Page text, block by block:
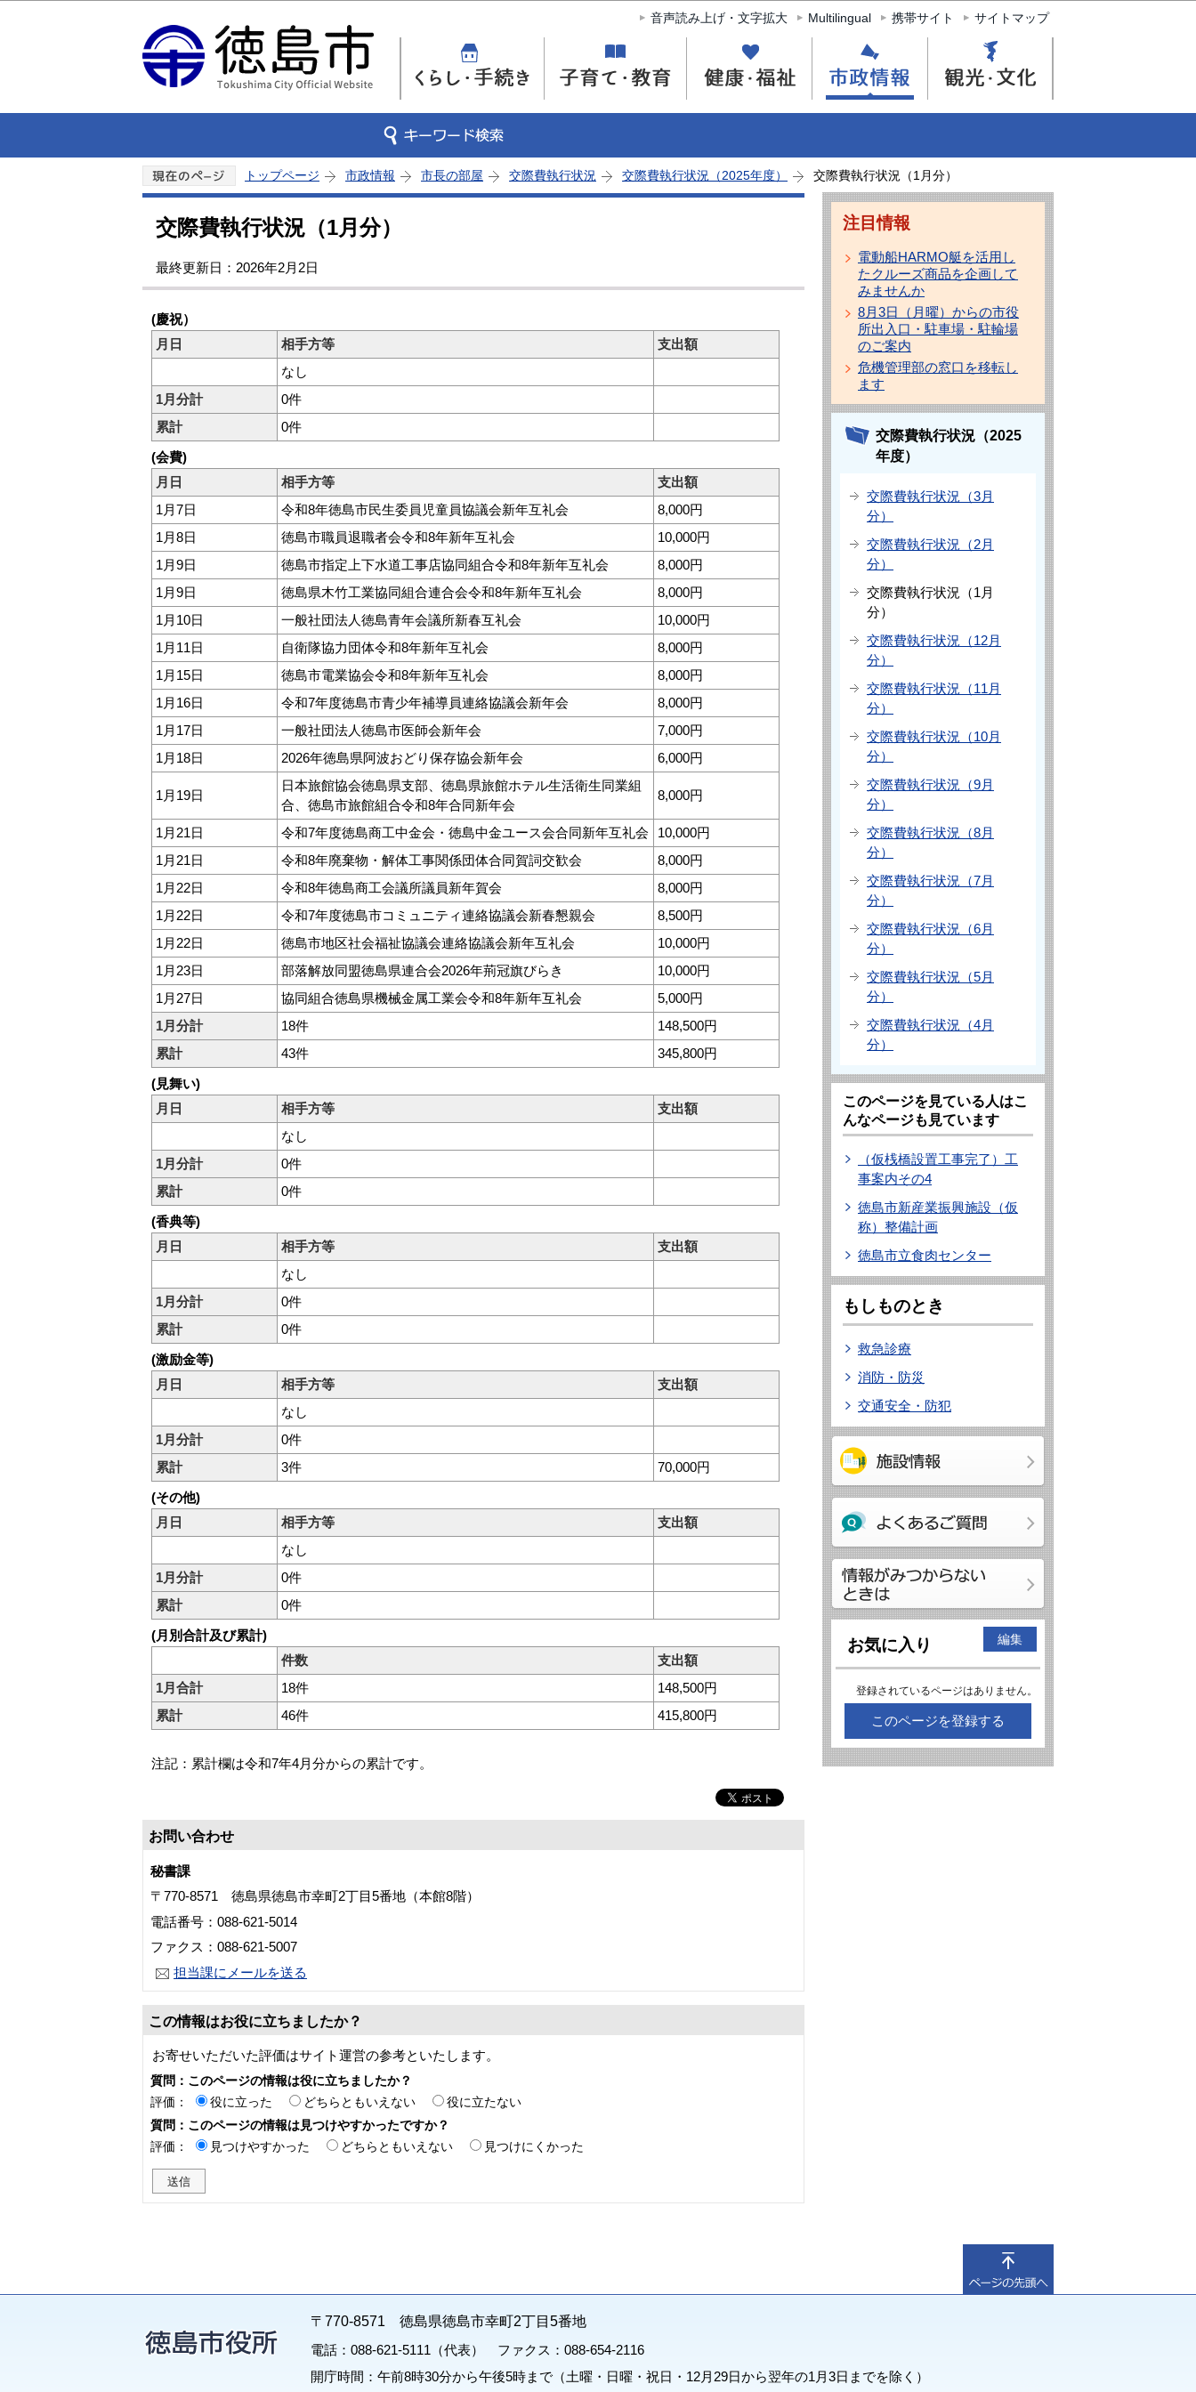
このページの本文へ移動
音声読み上げ・文字拡大 Multilingual 携帯サイト サイトマップ
トップページ 市政情報 市長の部屋 交際費執行状況 交際費執行状況（2025年度） 交際費執行状況（1月分）
交際費執行状況（1月分）
最終更新日：2026年2月2日
(慶祝）
月日
相手方等
支出額
なし
1月分計
0件
累計
0件
(会費)
月日
相手方等
支出額
1月7日
令和8年徳島市民生委員児童員協議会新年互礼会
8,000円
1月8日
徳島市職員退職者会令和8年新年互礼会
10,000円
1月9日
徳島市指定上下水道工事店協同組合令和8年新年互礼会
8,000円
1月9日
徳島県木竹工業協同組合連合会令和8年新年互礼会
8,000円
1月10日
一般社団法人徳島青年会議所新春互礼会
10,000円
1月11日
自衛隊協力団体令和8年新年互礼会
8,000円
1月15日
徳島市電業協会令和8年新年互礼会
8,000円
1月16日
令和7年度徳島市青少年補導員連絡協議会新年会
8,000円
1月17日
一般社団法人徳島市医師会新年会
7,000円
1月18日
2026年徳島県阿波おどり保存協会新年会 6,000円
1月19日
日本旅館協会徳島県支部、徳島県旅館ホテル生活衛生同業組
合、徳島市旅館組合令和8年合同新年会
8,000円
1月21日 令和7年度徳島商工中金会・徳島中金ユース会合同新年互礼会
10,000円
1月21日
令和8年廃棄物・解体工事関係団体合同賀詞交歓会
8,000円
1月22日
令和8年徳島商工会議所議員新年賀会
8,000円
1月22日
令和7年度徳島市コミュニティ連絡協議会新春懇親会
8,500円
1月22日
徳島市地区社会福祉協議会連絡協議会新年互礼会
10,000円
1月23日
部落解放同盟徳島県連合会2026年荊冠旗びらき
10,000円
1月27日
協同組合徳島県機械金属工業会令和8年新年互礼会
5,000円
1月分計
18件
148,500円
累計
43件
345,800円
(見舞い)
月日
相手方等
支出額
なし
1月分計
0件
累計
0件
(香典等)
月日
相手方等
支出額
なし
1月分計
0件
累計
0件
(激励金等)
月日
相手方等
支出額
なし
1月分計
0件
累計
3件
70,000円
(その他)
月日
相手方等
支出額
なし
1月分計
0件
累計
0件
(月別合計及び累計)
件数
支出額
1月合計
18件
148,500円
累計
46件 415,800円
注記：累計欄は令和7年4月分からの累計です。
お問い合わせ
秘書課
〒770-8571 徳島県徳島市幸町2丁目5番地（本館8階）
電話番号：088-621-5014
ファクス：088-621-5007
担当課にメールを送る
この情報はお役に立ちましたか？
お寄せいただいた評価はサイト運営の参考といたします。
質問：このページの情報は役に立ちましたか？
評価：
役に立った どちらともいえない
役に立たない
質問：このページの情報は見つけやすかったですか？
評価：
見つけやすかった どちらともいえない 見つけにくかった
注目情報
電動船HARMO艇を活用し
たクルーズ商品を企画して
みませんか
8月3日（月曜）からの市役
所出入口・駐車場・駐輪場
のご案内
危機管理部の窓口を移転し
ます
交際費執行状況（2025
年度）
交際費執行状況（3月
分）
交際費執行状況（2月
分）
交際費執行状況（1月
分）
交際費執行状況（12月
分）
交際費執行状況（11月
分）
交際費執行状況（10月
分）
交際費執行状況（9月
分）
交際費執行状況（8月
分）
交際費執行状況（7月
分）
交際費執行状況（6月
分）
交際費執行状況（5月
分）
交際費執行状況（4月
分）
このページを見ている人はこ
んなページも見ています
（仮桟橋設置工事完了）工
事案内その4
徳島市新産業振興施設（仮
称）整備計画
徳島市立食肉センター
もしものとき
救急診療
消防・防災
交通安全・防犯
お気に入り 編集
登録されているページはありません。
このページを登録する
〒770-8571 徳島県徳島市幸町2丁目5番地
電話：088-621-5111（代表） ファクス：088-654-2116
開庁時間：午前8時30分から午後5時まで（土曜・日曜・祝日・12月29日から翌年の1月3日までを除く）